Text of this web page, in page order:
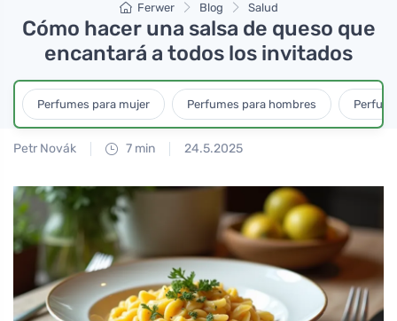
Ferwer Blog Salud
Cómo hacer una salsa de queso que
encantará a todos los invitados
Perfumes para mujer Perfumes para hombres
Petr Novák 7 min 24.5.2025